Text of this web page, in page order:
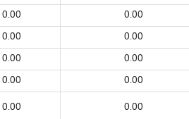
0.00
0.00
0.00
0.00
0.00
0.00
0.00 0.00
0.00 0.00